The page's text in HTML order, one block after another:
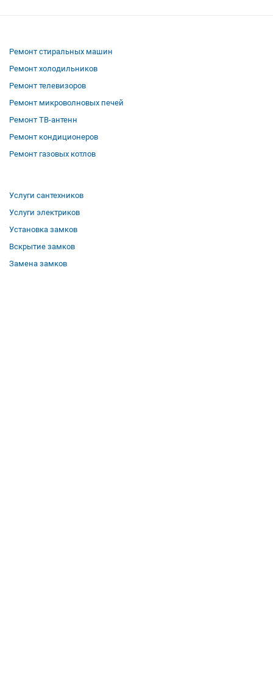
Ремонт стиральных машин
Ремонт холодильников
Ремонт телевизоров
Ремонт микроволновых печей
Ремонт ТВ-антенн
Ремонт кондиционеров
Ремонт газовых котлов
Услуги сантехников
Услуги электриков
Установка замков
Вскрытие замков
Замена замков